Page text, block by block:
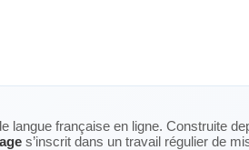
langue française en ligne. Construite
s’inscrit dans un travail régulier de